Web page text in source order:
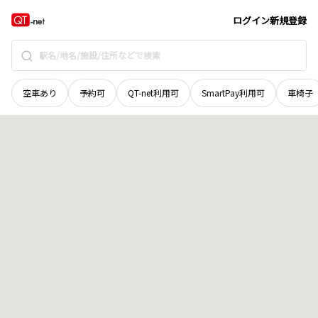
ログイン新規登録
空車あり 予約可 QT-net利用可 SmartPay利用可 車椅子
青森県